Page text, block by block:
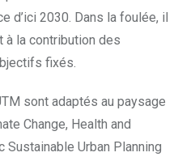
d’ici 2030. Dans la foulée, il
à la contribution des
fixés.
sont adaptés au paysage
Change, Health and
Sustainable Urban Planning